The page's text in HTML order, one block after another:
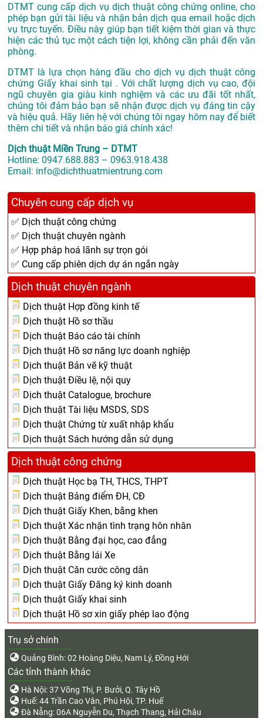
DTMT cung cấp dịch vụ dịch thuật công chứng online, cho
phép bạn gửi tài liệu và nhận bản dịch qua email hoặc dịch
vụ trực tuyến. Điều này giúp bạn tiết kiệm thời gian và thực
hiện các thủ tục một cách tiện lợi, không cần phải đến văn
phòng.
DTMT là lựa chọn hàng đầu cho dịch vụ dịch thuật công
chứng Giấy khai sinh tại . Với chất lượng dịch vụ cao, đội
ngũ chuyên gia giàu kinh nghiệm và các ưu đãi tốt nhất,
chúng tôi đảm bảo bạn sẽ nhận được dịch vụ đáng tin cậy
và hiệu quả. Hãy liên hệ với chúng tôi ngay hôm nay để biết
thêm chi tiết và nhận báo giá chính xác!
Dịch thuật Miền Trung – DTMT
Hotline: 0947.688.883 – 0963.918.438
Email: info@dichthuatmientrung.com
Chuyên cung cấp dịch vụ
✅ Dịch thuật công chứng
✅ Dịch thuật chuyên ngành
✅ Hợp pháp hoá lãnh sự trọn gói
✅ Cung cấp phiên dịch dự án ngắn ngày
Dịch thuật chuyên ngành
Dịch thuật Hợp đồng kinh tế
Dịch thuật Hồ sơ thầu
Dịch thuật Báo cáo tài chính
Dịch thuật Hồ sơ năng lực doanh nghiệp
Dịch thuật Bản vẽ kỹ thuật
Dịch thuật Điều lệ, nội quy
Dịch thuật Catalogue, brochure
Dịch thuật Tài liệu MSDS, SDS
Dịch thuật Chứng từ xuất nhập khẩu
Dịch thuật Sách hướng dẫn sử dụng
Dịch thuật công chứng
Dịch thuật Học bạ TH, THCS, THPT
Dịch thuật Bảng điểm ĐH, CĐ
Dịch thuật Giấy Khen, bằng khen
Dịch thuật Xác nhận tình trạng hôn nhân
Dịch thuật Bằng đại học, cao đẳng
Dịch thuật Bằng lái Xe
Dịch thuật Căn cước công dân
Dịch thuật Giấy Đăng ký kinh doanh
Dịch thuật Giấy khai sinh
Dịch thuật Hồ sơ xin giấy phép lao động
Trụ sở chính
Quảng Bình: 02 Hoàng Diệu, Nam Lý, Đồng Hới
Các tỉnh thành khác
Hà Nội: 37 Võng Thị, P. Bưởi, Q. Tây Hồ
Huế: 44 Trần Cao Vân, Phú Hội, TP. Huế
Đà Nẵng: 06A Nguyễn Du, Thạch Thang, Hải Châu